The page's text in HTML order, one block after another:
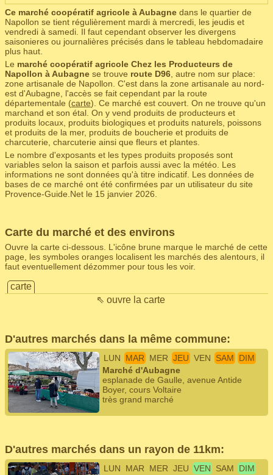
Ce marché coopératif agricole à Aubagne dans le quartier de
Napollon se tient régulièrement mardi à mercredi, les jeudis et
vendredi à samedi. Il faut cependant observer les divergens
saisonieres ou journalières précisés dans le tableau hebdomadaire
plus haut.
Le marché coopératif agricole Chez les Producteurs de
Napollon à Aubagne se trouve route D96 , autre nom sur place:
zone artisanale de Napollon. C'est dans la zone artisanale au nord-
est d'Aubagne, l'accès se fait cependant par la route
départementale (carte). Ce marché est couvert. On ne trouve qu'un
marchand et son étal. On y vend produits de producteurs et
produits locaux, produits biologiques et produits naturels, poissons
et produits de la mer, produits de boucherie et produits de
charcuterie, charcuterie ainsi que fleurs et plantes.
Le nombre d'exposants et les types produits proposés sont
variables selon la saison et parfois aussi avec la météo. Les
informations ne sont données qu'à titre indicatif. Les données de
bases de ce marché ont été confirmées par un utilisateur du site
Provence-Guide.Net le 15 janvier 2026.
Carte du marché et des environs
Ouvre la carte ci-dessous. L'icône brune marque le marché de cette
page, les symboles oranges localisent les marchés des alentours, il
faut eventuellement dézommer pour tous les voir.
carte
⇖ ouvre la carte
D'autres marchés dans la même commune:
LUN MAR MER JEU VEN SAM
DIM
Marché d'Aubagne
esplanade de Gaulle, avenue Antide
Boyer, cours Voltaire
très grand marché
D'autres marchés dans un rayon de 11km:
LUN MAR MER JEU VEN SAM
DIM